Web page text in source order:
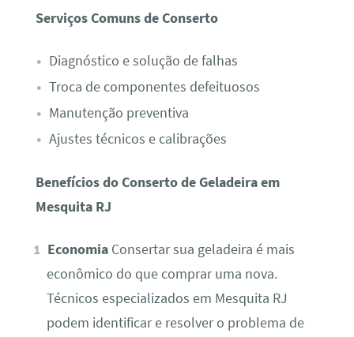
Serviços Comuns de Conserto
Diagnóstico e solução de falhas
Troca de componentes defeituosos
Manutenção preventiva
Ajustes técnicos e calibrações
Benefícios do Conserto de Geladeira em
Mesquita RJ
Economia Consertar sua geladeira é mais
econômico do que comprar uma nova.
Técnicos especializados em Mesquita RJ
podem identificar e resolver o problema de